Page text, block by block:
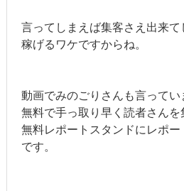
言ってしまえば集客さえ出来て
稼げるワケですからね。
動画でみのごりさんも言ってい
無料で手っ取り早く読者さんを
無料レポートスタンドにレポ
です。